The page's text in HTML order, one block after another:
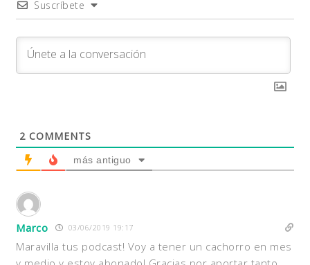
Suscríbete
2 COMMENTS
más antiguo
Marco 03/06/2019 19:17
Maravilla tus podcast! Voy a tener un cachorro en mes